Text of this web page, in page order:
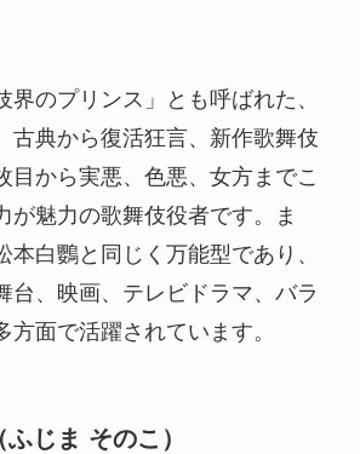
界のプリンス」とも呼ばれた、
古典から復活狂言、新作歌舞伎
目から実悪、色悪、女方までこ
が魅力の歌舞伎役者です。ま
本白鸚と同じく万能型であり、
台、映画、テレビドラマ、バラ
方面で活躍されています。
じま そのこ）